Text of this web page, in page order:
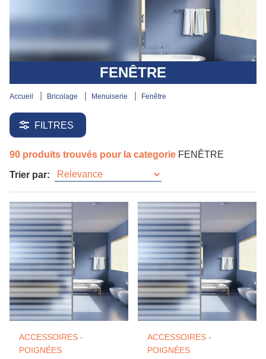
FENÊTRE
accueil bricolage menuiserie fenêtre
FILTRES
90 produits trouvés pour la categorie FENÊTRE
Trier par:
ACCESSOIRES -
POIGNÉES
ACCESSOIRES -
POIGNÉES